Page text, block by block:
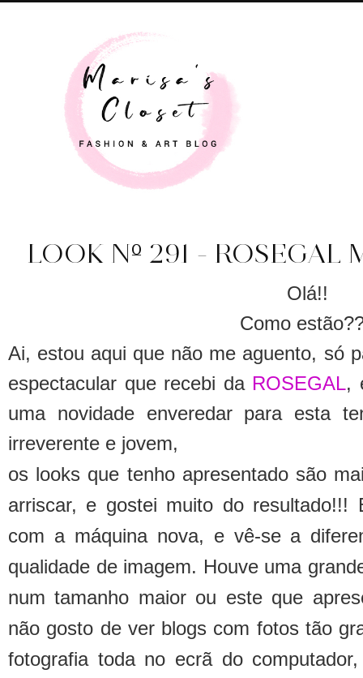
LOOK Nº 291 - ROSEGAL
Olá!!
Como
Ai, estou aqui que não me aguento, só
espectacular que recebi da ROSEGAL,
uma novidade enveredar para esta
irreverente e jovem,
os looks que tenho apresentado são
arriscar, e gostei muito do resultado!!!
com a máquina nova, e vê-se a
qualidade de imagem. Houve uma
num tamanho maior ou este que
não gosto de ver blogs com fotos tão
fotografia toda no ecrã do